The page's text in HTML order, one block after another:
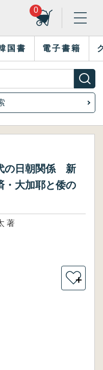
0
国書 電子書籍
の日朝関係 新
・大加耶と倭の
著
＋